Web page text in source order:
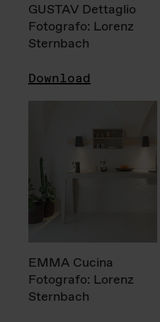
GUSTAV Dettaglio
Fotografo: Lorenz
Sternbach
Download
EMMA Cucina
Fotografo: Lorenz
Sternbach